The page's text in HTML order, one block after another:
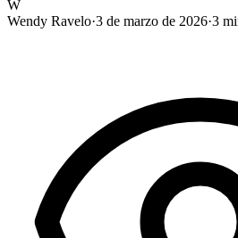
W
Wendy Ravelo·3 de marzo de 2026·3